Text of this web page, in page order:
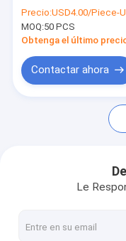
Noticias
Casos de trabajo
Luces de cadena
decoración de
estáticas y 30%
parpadeantes
Precio:USD4.00/Piece-USD6.00/Piece
MOQ:50 PCS
Obtenga el último
Contactar ahora
Le